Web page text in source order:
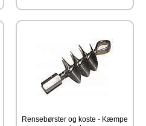
Rensebørster og koste - Kæmpe